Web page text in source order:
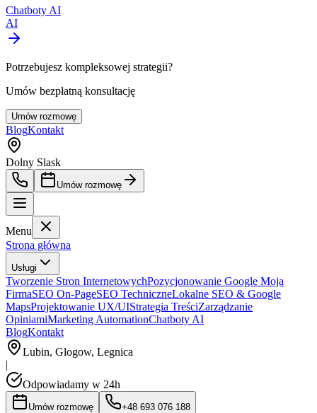
Chatboty AI
AI
Potrzebujesz kompleksowej strategii?
Umów bezpłatną konsultację
Umów rozmowę
BlogKontakt
Dolny Slask
Umów rozmowę
Menu
Strona główna
Usługi
Tworzenie Stron InternetowychPozycjonowanie Google Moja
FirmaSEO On-PageSEO TechniczneLokalne SEO & Google
MapsProjektowanie UX/UIStrategia TreściZarządzanie
OpiniamiMarketing AutomationChatboty AI
BlogKontakt
Lubin, Glogow, Legnica
|
Odpowiadamy w 24h
Umów rozmowę +48 693 076 188